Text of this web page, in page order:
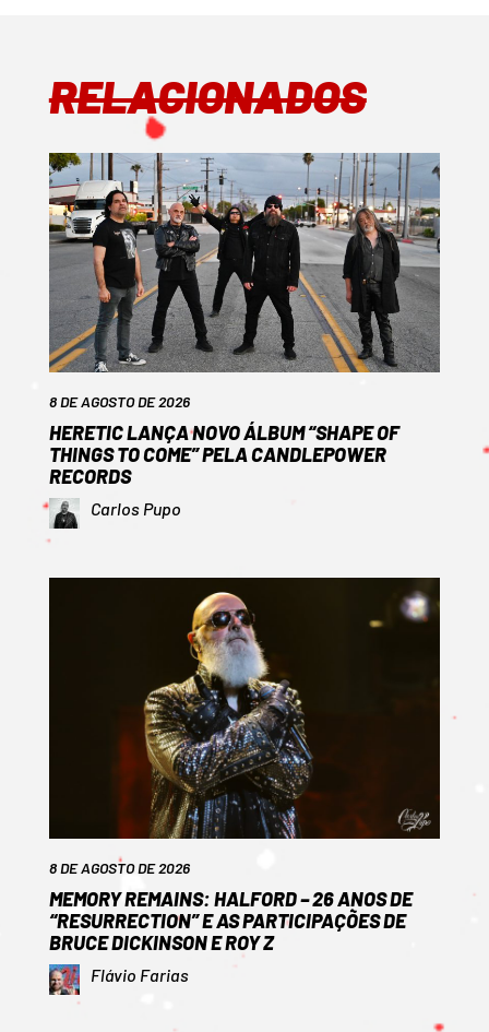
RELACIONADOS
8 DE AGOSTO DE 2026
HERETIC LANÇA NOVO ÁLBUM “SHAPE OF
THINGS TO COME” PELA CANDLEPOWER
RECORDS
Carlos Pupo
8 DE AGOSTO DE 2026
MEMORY REMAINS: HALFORD – 26 ANOS DE
“RESURRECTION” E AS PARTICIPAÇÕES DE
BRUCE DICKINSON E ROY Z
Flávio Farias